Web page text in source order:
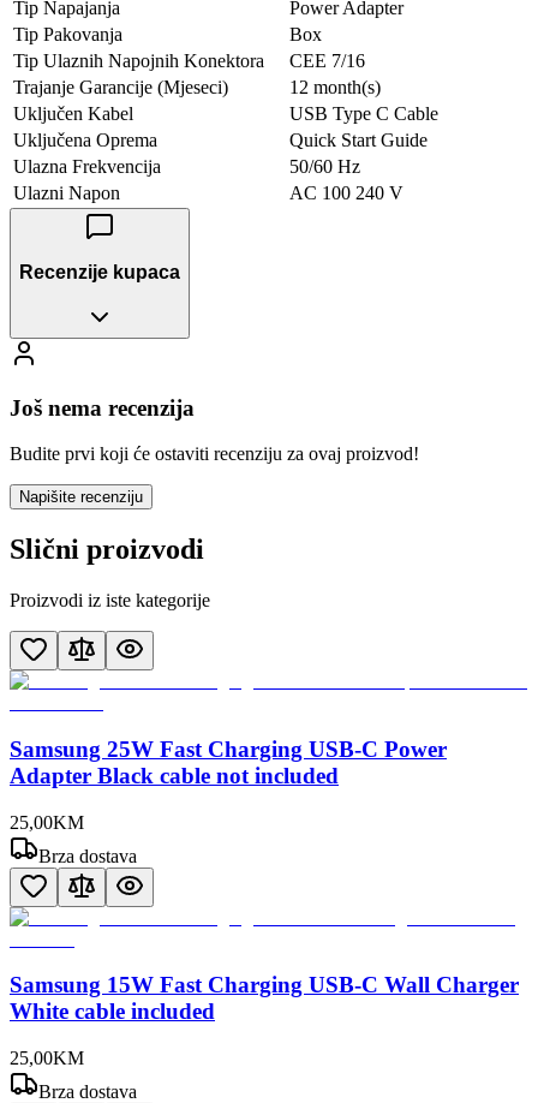
Tip Napajanja
Power Adapter
Tip Pakovanja
Box
Tip Ulaznih Napojnih Konektora
CEE 7/16
Trajanje Garancije (Mjeseci)
12 month(s)
Uključen Kabel
USB Type C Cable
Uključena Oprema
Quick Start Guide
Ulazna Frekvencija
50/60 Hz
Ulazni Napon
AC 100 240 V
Recenzije kupaca
Još nema recenzija
Budite prvi koji će ostaviti recenziju za ovaj proizvod!
Napišite recenziju
Slični proizvodi
Proizvodi iz iste kategorije
Samsung 25W Fast Charging USB-C Power
Adapter Black cable not included
25,00KM
Brza dostava
Samsung 15W Fast Charging USB-C Wall Charger
White cable included
25,00KM
Brza dostava